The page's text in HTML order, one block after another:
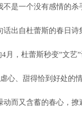
不是一个没有感情的杀
话出自杜蕾斯的春日诗
月，杜蕾斯秒变”文艺”
心、甜得恰到好处的
动而又含蓄的春心，撩